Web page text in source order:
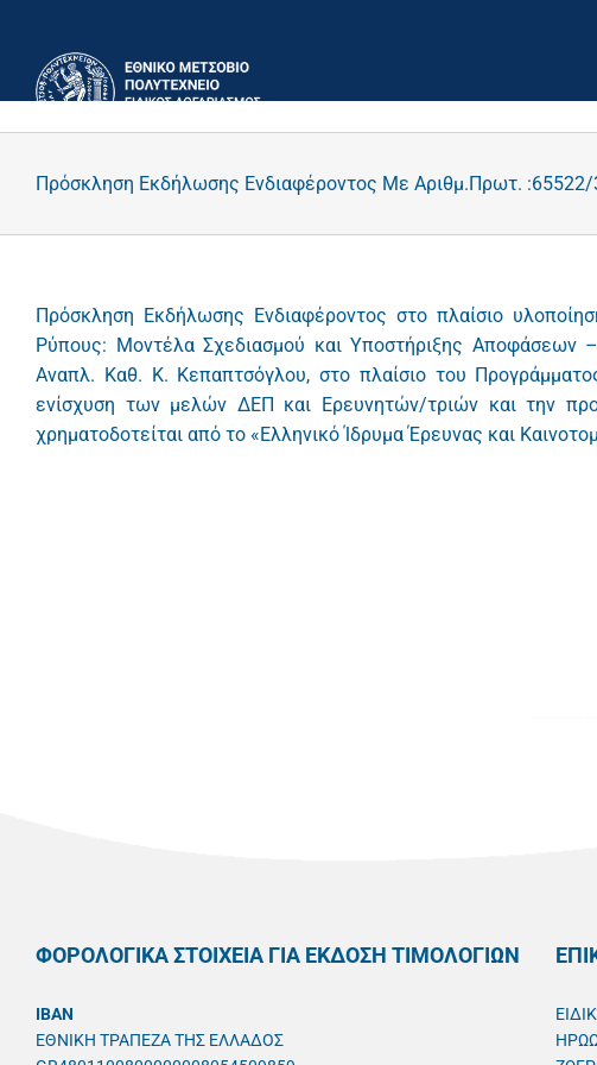
περιεχόμενο
Πρόσκληση Εκδήλωσης Ενδιαφέροντος Με Αριθμ.Πρωτ. :65522/
Πρόσκληση Εκδήλωσης Ενδιαφέροντος στο πλαίσιο
Ρύπους: Μοντέλα Σχεδιασμού και Υποστήριξης
Αναπλ. Καθ. Κ. Κεπαπτσόγλου, στο πλαίσιο του
ενίσχυση των μελών ΔΕΠ και Ερευνητών/τριών και την
χρηματοδοτείται από το «Ελληνικό Ίδρυμα Έρευνας και
ΦΟΡΟΛΟΓΙΚΑ ΣΤΟΙΧΕΙΑ ΓΙΑ ΕΚΔΟΣΗ ΤΙΜΟΛΟΓΙΩΝ
IBAN
ΕΘΝΙΚΗ ΤΡΑΠΕΖΑ ΤΗΣ ΕΛΛΑΔΟΣ